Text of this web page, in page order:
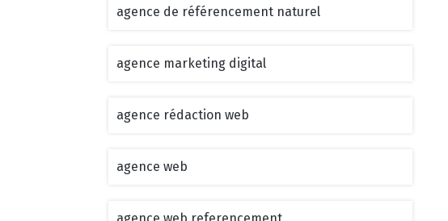
agence de référencement naturel
agence marketing digital
agence rédaction web
agence web